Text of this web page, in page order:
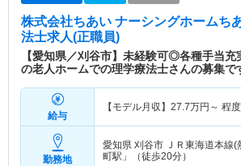
株式会社ちあい ナーシングホームち
法士求人(正職員)
【愛知県／刈谷市】未経験可◎各種手当充
の老人ホームでの理学療法士さんの募集で
給与
【モデル月収】 27.7万円～ 程
勤務地
愛知県 刈谷市 ＪＲ東海道本線
町駅」（徒歩20分）